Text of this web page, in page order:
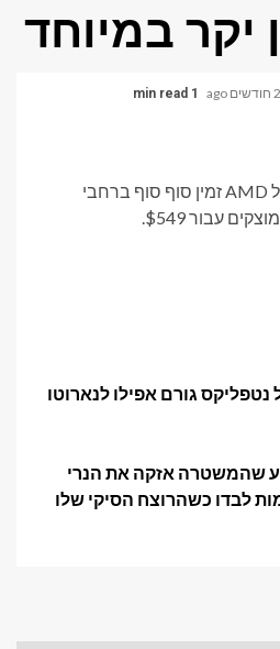
יקר במיוחד
2 חודשים ago 1 min read
Radeon RX 9070 GRE של AMD זמין סוף סוף ברחבי
עבור $549.
האנימה 10/10 של נטפליקס גורם אפילו לנארוטו
שהמשטרה אזקה את הנרי
לבדו כשהרוצח הסיקי שלו